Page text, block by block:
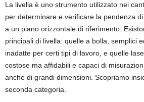
La livella è uno strumento utilizzato nei
per determinare e verificare la pendenza
a un piano orizzontale di riferimento.
principali di livella: quelle a bolla, semplici
inadatte per certi tipi di lavoro, e quelle
costose ma affidabili e capaci di
anche di grandi dimensioni. Scopriamo
seconda categoria.